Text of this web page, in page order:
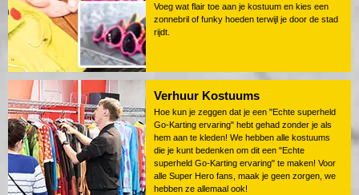
Voeg wat flair toe aan je kostuum en kies een
zonnebril of funky hoeden terwijl je door de stad
rijdt.
Verhuur Kostuums
Hoe kun je zeggen dat je een "Echte superheld
Go-Karting ervaring" hebt gehad zonder je als
hem aan te kleden! We hebben alle kostuums
die je kunt bedenken om dit een "Echte
superheld Go-Karting ervaring" te maken! Voor
alle Super Hero fans, maak je geen zorgen, we
hebben ze allemaal ook!